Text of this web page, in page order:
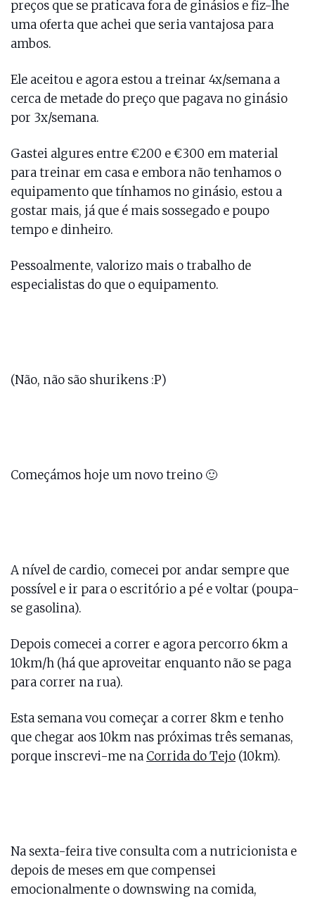
preços que se praticava fora de ginásios e fiz-lhe
uma oferta que achei que seria vantajosa para
ambos.
Ele aceitou e agora estou a treinar 4x/semana a
cerca de metade do preço que pagava no ginásio
por 3x/semana.
Gastei algures entre €200 e €300 em material
para treinar em casa e embora não tenhamos o
equipamento que tínhamos no ginásio, estou a
gostar mais, já que é mais sossegado e poupo
tempo e dinheiro.
Pessoalmente, valorizo mais o trabalho de
especialistas do que o equipamento.
(Não, não são shurikens :P)
Começámos hoje um novo treino 🙂
A nível de cardio, comecei por andar sempre que
possível e ir para o escritório a pé e voltar (poupa-
se gasolina).
Depois comecei a correr e agora percorro 6km a
10km/h (há que aproveitar enquanto não se paga
para correr na rua).
Esta semana vou começar a correr 8km e tenho
que chegar aos 10km nas próximas três semanas,
porque inscrevi-me na Corrida do Tejo (10km).
Na sexta-feira tive consulta com a nutricionista e
depois de meses em que compensei
emocionalmente o downswing na comida,